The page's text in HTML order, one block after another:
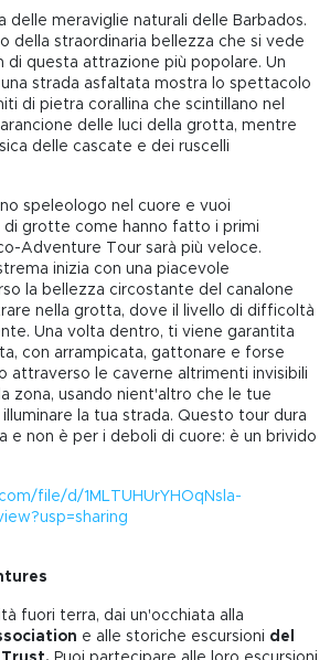
delle meraviglie naturali delle Barbados.
della straordinaria bellezza che si vede
di questa attrazione più popolare. Un
strada asfaltata mostra lo spettacolo
di pietra corallina che scintillano nel
delle luci della grotta, mentre
delle cascate e dei ruscelli
speleologo nel cuore e vuoi
grotte come hanno fatto i primi
Adventure Tour sarà più veloce.
inizia con una piacevole
la bellezza circostante del canalone
nella grotta, dove il livello di difficoltà
Una volta dentro, ti viene garantita
con arrampicata, gattonare e forse
attraverso le caverne altrimenti invisibili
zona, usando nient'altro che le tue
la tua strada. Questo tour dura
e non è per i deboli di cuore: è un brivido
file/d/1MLTUHUrYHOqNsla-
fuori terra, dai un'occhiata alla
e alle storiche escursioni del